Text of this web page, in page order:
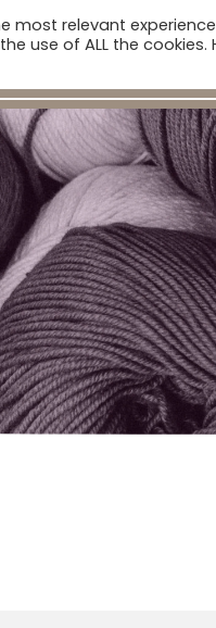
most relevant
use of ALL the